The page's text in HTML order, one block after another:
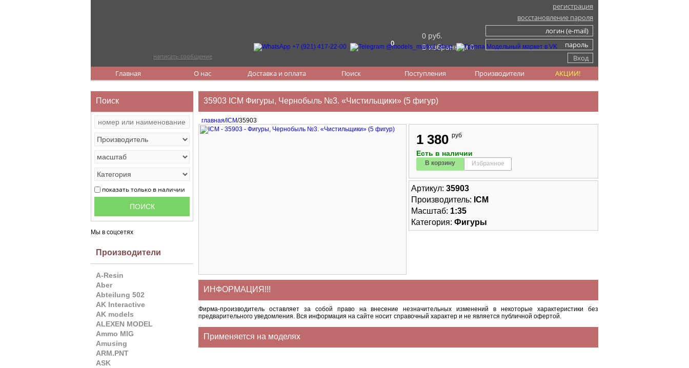
регистрация
восстановление пароля
0
0 руб.
В избранном 0
написать сообщение
Главная О нас Доставка и оплата Поиск Поступления Производители АКЦИИ!
Поиск
показать только в наличии
Мы в соцсетях
Производители
A-Resin
Aber
Abteilung 502
AK Interactive
AK models
ALEXEN MODEL
Ammo MIG
Amusing
ARM.PNT
ASK
35903 ICM Фигуры, Чернобыль №3. «Чистильщики» (5 фигур)
главная/ICM/35903
1 380 руб
Есть в наличии
В корзину Избранное
Артикул: 35903
Производитель: ICM
Масштаб: 1:35
Категория: Фигуры
ИНФОРМАЦИЯ!!!
Фирма-производитель оставляет за собой право на внесение незначительных изменений в некоторые характеристики без
предварительного уведомления. Вся информация на сайте носит справочный характер и не является публичной офертой.
Применяется на моделях